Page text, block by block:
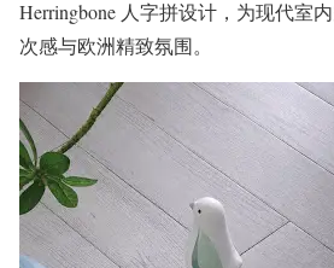
Herringbone 人字拼设计，为现代室
次感与欧洲精致氛围。